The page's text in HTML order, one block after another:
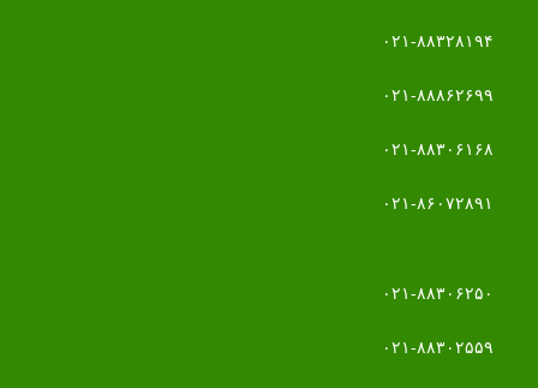
۰۲۱-۸۸۳۲۸۱۹۴
۰۲۱-۸۸۸۶۲۶۹۹
۰۲۱-۸۸۳۰۶۱۶۸
۰۲۱-۸۶۰۷۲۸۹۱
۰۲۱-۸۸۳۰۶۲۵۰
۰۲۱-۸۸۳۰۲۵۵۹